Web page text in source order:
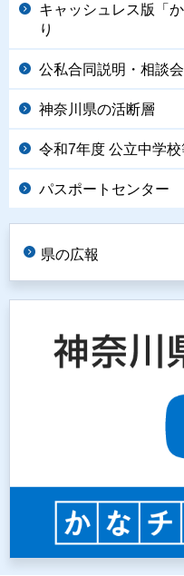
キャッシュレス版「
り
公私合同説明・相談会
神奈川県の活断層
令和7年度 公立中学
パスポートセンター
県の広報